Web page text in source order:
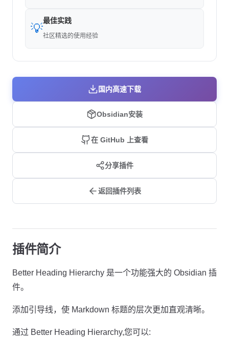
💡
最佳实践
社区精选的使用经验
国内高速下载
Obsidian安装
在 GitHub 上查看
分享插件
返回插件列表
插件简介
Better Heading Hierarchy 是一个功能强大的 Obsidian 插
件。
添加引导线，使 Markdown 标题的层次更加直观清晰。
通过 Better Heading Hierarchy,您可以: